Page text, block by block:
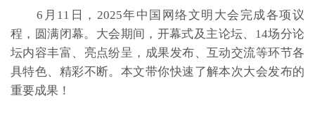
6月11日，2025年中国网络文明大会完成各项议
程，圆满闭幕。大会期间，开幕式及主论坛、14场分论
坛内容丰富、亮点纷呈，成果发布、互动交流等环节各
具特色、精彩不断。本文带你快速了解本次大会发布的
重要成果！